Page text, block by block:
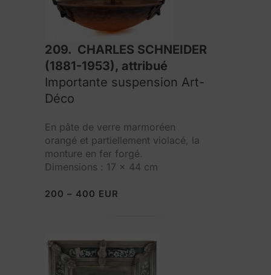
209. CHARLES SCHNEIDER
(1881-1953), attribué
Importante suspension Art-
Déco
En pâte de verre marmoréen
orangé et partiellement violacé, la
monture en fer forgé.
Dimensions : 17 x 44 cm
200 – 400 EUR